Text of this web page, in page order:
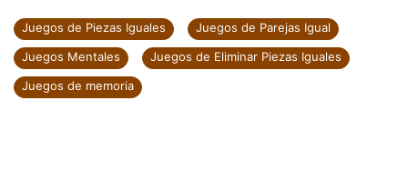
Juegos de Piezas Iguales
Juegos de Parejas Igual
Juegos Mentales
Juegos de Eliminar Piezas Iguales
Juegos de memoria